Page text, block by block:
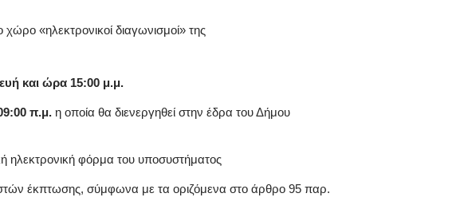
«ηλεκτρονικοί διαγωνισμοί» της
και ώρα 15:00 μ.μ.
π.μ. η οποία θα διενεργηθεί στην έδρα του Δήμου
ηλεκτρονική φόρμα του υποσυστήματος
έκπτωσης, σύμφωνα με τα οριζόμενα στο άρθρο 95 παρ.